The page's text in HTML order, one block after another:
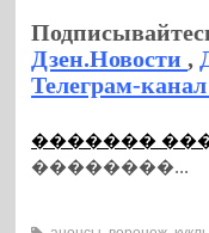
Дзен.Новости,
Телеграм-
�������
��������...